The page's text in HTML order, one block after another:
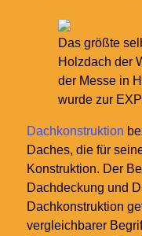
Das größte
Holzdach der
der Messe in
wurde zur
Dachkonstruktion
Daches, die für
Konstruktion. Der
Dachdeckung und
Dachkonstruktion
vergleichbarer